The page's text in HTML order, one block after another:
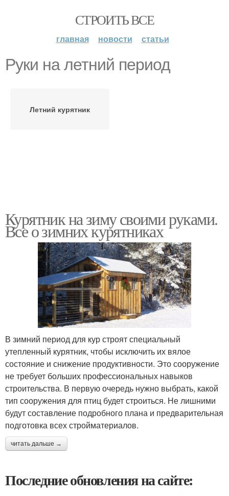
СТРОИТЬ ВСЕ
главная новости статьи
Руки на летний период
Летний курятник
Курятник на зиму своими руками.
Все о зимних курятниках
В зимний период для кур строят специальный
утепленный курятник, чтобы исключить их вялое
состояние и снижение продуктивности. Это сооружение
не требует больших профессиональных навыков
строительства. В первую очередь нужно выбрать, какой
тип сооружения для птиц будет строиться. Не лишними
будут составление подробного плана и предварительная
подготовка всех стройматериалов.
читать дальше →
Последние обновления на сайте: